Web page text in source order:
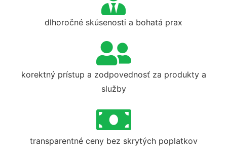
dlhoročné skúsenosti a bohatá prax
korektný prístup a zodpovednosť za produkty a
služby
transparentné ceny bez skrytých poplatkov